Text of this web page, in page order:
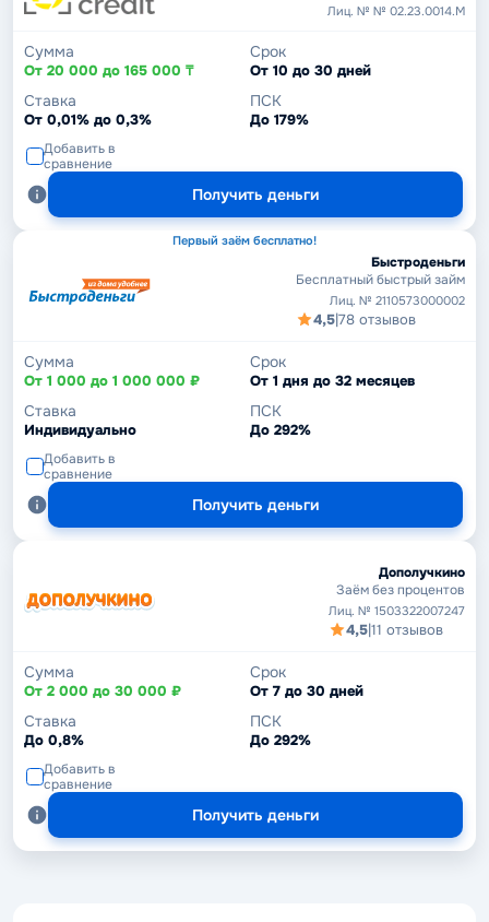
Лиц. № № 02.23.0014.М
Сумма
От 20 000 до 165 000 ₸
Срок
От 10 до 30 дней
Ставка
От 0,01% до 0,3%
ПСК
До 179%
Добавить в
сравнение
Получить деньги
Первый заём бесплатно!
Быстроденьги
Бесплатный быстрый займ
Лиц. № 2110573000002
4,5|78 отзывов
Сумма
От 1 000 до 1 000 000 ₽
Срок
От 1 дня до 32 месяцев
Ставка
Индивидуально
ПСК
До 292%
Добавить в
сравнение
Получить деньги
Дополучкино
Заём без процентов
Лиц. № 1503322007247
4,5|11 отзывов
Сумма
От 2 000 до 30 000 ₽
Срок
От 7 до 30 дней
Ставка
До 0,8%
ПСК
До 292%
Добавить в
сравнение
Получить деньги